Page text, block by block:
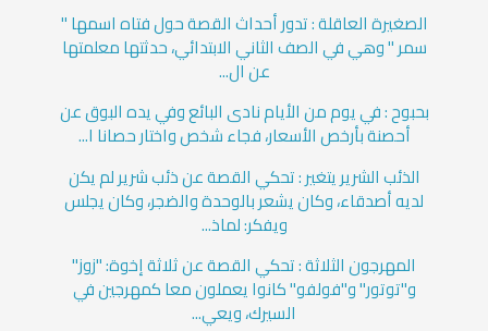
الصغيرة العاقلة : تدور أحداث القصة حول فتاه اسمها "
سمر " وهي في الصف الثاني الابتدائي، حدثتها معلمتها
عن ال...
بحبوح : في يوم من الأيام نادى البائع وفي يده البوق عن
أحصنة بأرخص الأسعار، فجاء شخص واختار حصانا ا...
الذئب الشرير يتغير : تحكي القصة عن ذئب شرير لم يكن
لديه أصدقاء، وكان يشعر بالوحدة والضجر، وكان يجلس
ويفكر: لماذ...
المهرجون الثلاثة : تحكي القصة عن ثلاثة إخوة: "زوز"
و"توتور" و"فولفو" كانوا يعملون معا كمهرجين في
السيرك، ويعي...